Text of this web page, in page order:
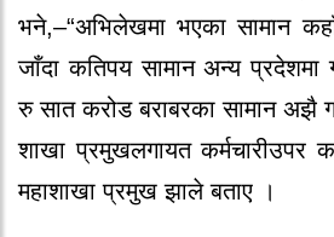
भने,–“अभिलेखमा भएका सामान
जाँदा कतिपय सामान अन्य प्रदेशमा
रु सात करोड बराबरका सामान अझै
शाखा प्रमुखलगायत कर्मचारीउपर
महाशाखा प्रमुख झाले बताए ।